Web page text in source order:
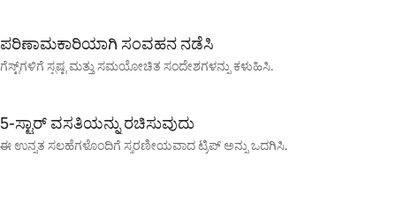
ಪರಿಣಾಮಕಾರಿಯಾಗಿ ಸಂವಹನ ನಡೆಸಿ
ಗೆಸ್ಟ್‌ಗಳಿಗೆ ಸ್ಪಷ್ಟ ಮತ್ತು ಸಮಯೋಚಿತ ಸಂದೇಶಗಳನ್ನು ಕಳುಹಿಸಿ.
5-ಸ್ಟಾರ್ ವಸತಿಯನ್ನು ರಚಿಸುವುದು
ಈ ಉನ್ನತ ಸಲಹೆಗಳೊಂದಿಗೆ ಸ್ಮರಣೀಯವಾದ ಟ್ರಿಪ್ ಅನ್ನು ಒದಗಿಸಿ.